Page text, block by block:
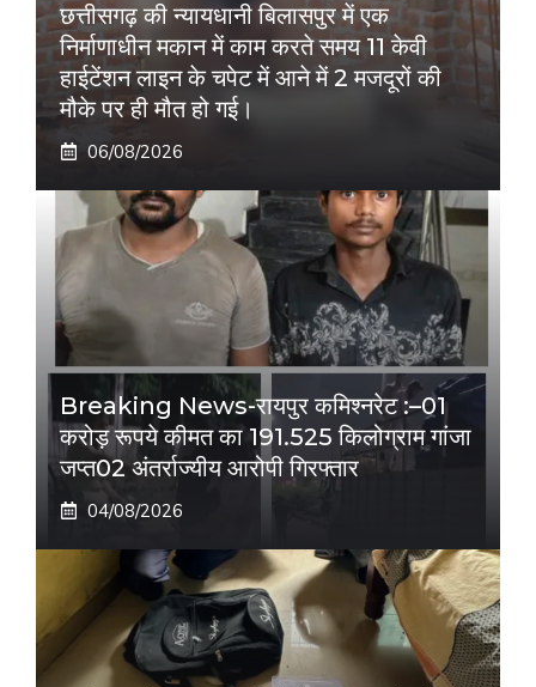
छत्तीसगढ़ की न्यायधानी बिलासपुर में एक
निर्माणाधीन मकान में काम करते समय 11 केवी
हाईटेंशन लाइन के चपेट में आने में 2 मजदूरों की
मौके पर ही मौत हो गई।
06/08/2026
Breaking News-रायपुर कमिश्नरेट :–01
करोड़ रूपये कीमत का 191.525 किलोग्राम गांजा
जप्त02 अंतर्राज्यीय आरोपी गिरफ्तार
04/08/2026